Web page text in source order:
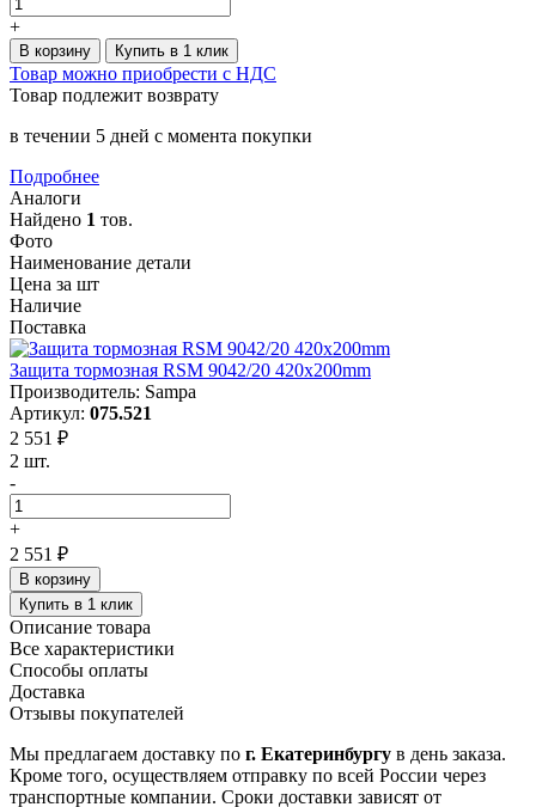
+
В корзину Купить в 1 клик
Товар можно приобрести с НДС
Товар подлежит возврату
в течении 5 дней с момента покупки
Подробнее
Аналоги
Найдено 1 тов.
Фото
Наименование детали
Цена за шт
Наличие
Поставка
Защита тормозная RSM 9042/20 420x200mm
Производитель: Sampa
Артикул: 075.521
2 551 ₽
2 шт.
-
+
2 551 ₽
В корзину
Купить в 1 клик
Описание товара
Все характеристики
Способы оплаты
Доставка
Отзывы покупателей
Мы предлагаем доставку по г. Екатеринбургу в день заказа.
Кроме того, осуществляем отправку по всей России через
транспортные компании. Сроки доставки зависят от